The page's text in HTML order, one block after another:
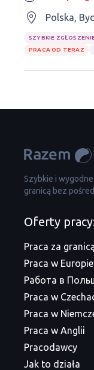
Polska,
SZYBKIE
PRACA OD TERAZ
Szybkie i
granicą bez
Oferty
Praca za
Praca w Europie
Работа в
Praca w
Praca w
Praca w Anglii
Pracodawcy
Jak to działa